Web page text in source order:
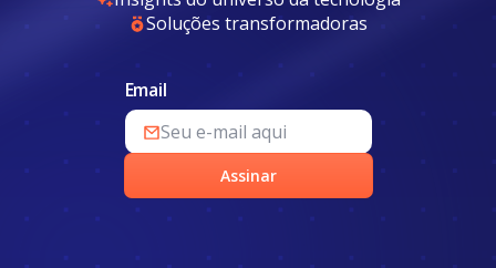
Soluções transformadoras
Email
Assinar